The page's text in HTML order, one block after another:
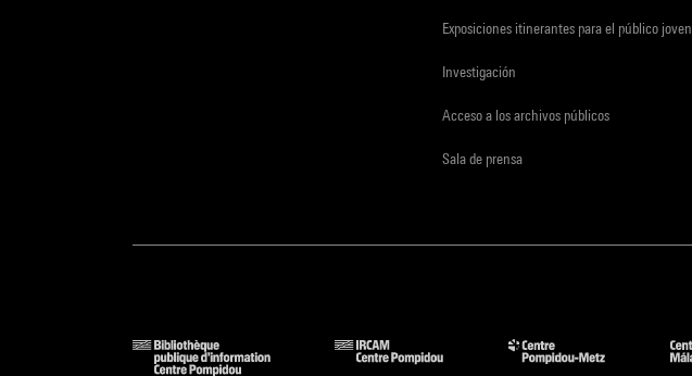
Exposiciones itinerantes para el público joven
Investigación
Acceso a los archivos públicos
Sala de prensa